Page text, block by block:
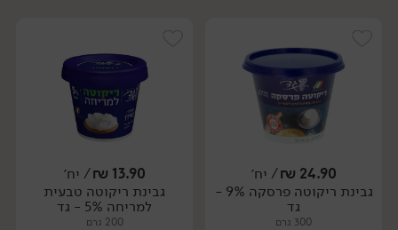
יח׳ יח׳
24.90
₪/ יח׳
גבינת ריקוטה פרסקה 9% -
גד
300 גרם
13.90
₪/ יח׳
גבינת ריקוטה טבעית
למריחה 5% - גד
200 גרם